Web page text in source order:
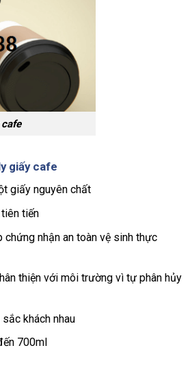
giấy cafe
giấy nguyên chất
tiến
nhận an toàn vệ sinh thực
thiện với môi trường vì tự phân hủy
khách nhau
700ml